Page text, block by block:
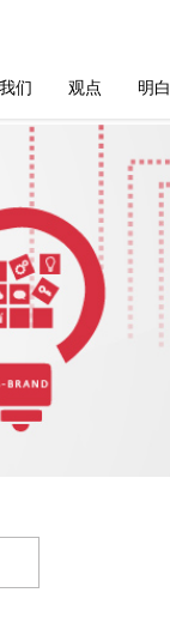
我们 观点 明白